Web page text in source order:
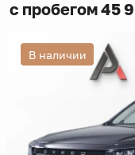
с пробегом 45
В наличии